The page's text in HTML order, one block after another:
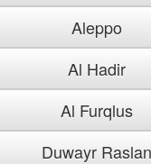
Aleppo
Al Hadir
Al Furqlus
Duwayr Raslan